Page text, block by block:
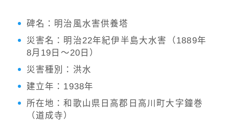
碑名：明治風水害供養塔
災害名：明治22年紀伊半島大水害（1889年
8月19日〜20日）
災害種別：洪水
建立年：1938年
所在地：和歌山県日高郡日高川町大字鐘巻
（道成寺）